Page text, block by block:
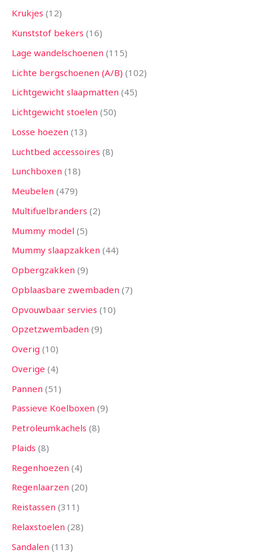
Krukjes 12
Kunststof bekers 16
Lage wandelschoenen 115
Lichte bergschoenen (A/B) 102
Lichtgewicht slaapmatten 45
Lichtgewicht stoelen 50
Losse hoezen 13
Luchtbed accessoires 8
Lunchboxen 18
Meubelen 479
Multifuelbranders 2
Mummy model 5
Mummy slaapzakken 44
Opbergzakken 9
Opblaasbare zwembaden 7
Opvouwbaar servies 10
Opzetzwembaden 9
Overig 10
Overige 4
Pannen 51
Passieve Koelboxen 9
Petroleumkachels 8
Plaids 8
Regenhoezen 4
Regenlaarzen 20
Reistassen 311
Relaxstoelen 28
Sandalen 113